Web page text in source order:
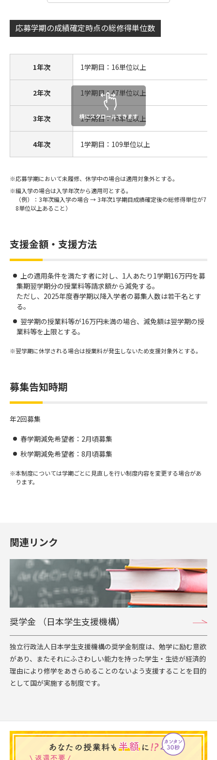
応募学期の成績確定時点の総修得単位数
1年次 1学期目：16単位以上
2年次 1学期目：47単位以上
3年次 1学期目：78単位以上
4年次 1学期目：109単位以上
応募学期において未履修、休学中の場合は適用対象外とする。
編入学の場合は入学年次から適用可とする。
（例）：3年次編入学の場合 → 3年次1学期目成績確定後の総修得単位が7
8単位以上あること）
支援金額・支援方法
上の適用条件を満たす者に対し、1人あたり1学期16万円を募
集期翌学期分の授業料等請求額から減免する。
ただし、2025年度春学期以降入学者の募集人数は若干名とす
る。
翌学期の授業料等が16万円未満の場合、減免額は翌学期の授
業料等を上限とする。
翌学期に休学される場合は授業料が発生しないため支援対象外とする。
募集告知時期
年2回募集
春学期減免希望者：2月頃募集
秋学期減免希望者：8月頃募集
本制度については学期ごとに見直しを行い制度内容を変更する場合があ
ります。
関連リンク
奨学金 （日本学生支援機構）
独立行政法人日本学生支援機構の奨学金制度は、勉学に励む意欲
があり、またそれにふさわしい能力を持った学生・生徒が経済的
理由により修学をあきらめることのないよう支援することを目的
として国が実施する制度です。